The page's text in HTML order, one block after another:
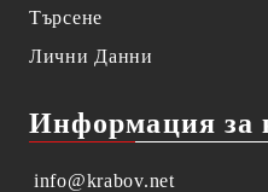
Търсене
Лични Данни
Информация за
info@krabov.net